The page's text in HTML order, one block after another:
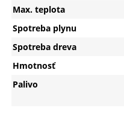
Max. teplota
Spotreba plynu
Spotreba dreva
Hmotnosť
Palivo